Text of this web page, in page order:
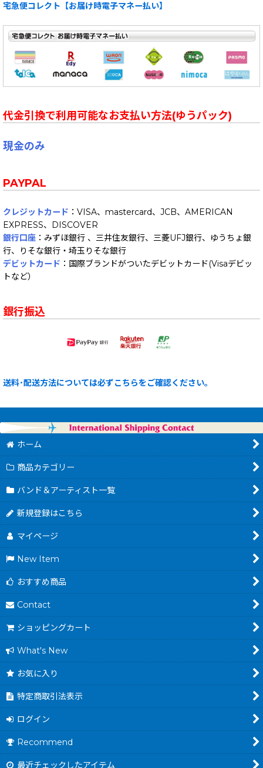
宅急便コレクト【お届け時電子マネー払い】
代金引換で利用可能なお支払い方法(ゆうパック)
現金のみ
PAYPAL
クレジットカード ：VISA、mastercard、JCB、AMERICAN
EXPRESS、DISCOVER
銀行口座 ：みずほ銀行 、三井住友銀行、三菱UFJ銀行、ゆうちょ銀
行、りそな銀行・埼玉りそな銀行
デビットカード ：国際ブランドがついたデビットカード(Visaデビッ
トなど）
銀行振込
送料･配送方法については必ずこちらをご確認ください。
ホーム
商品カテゴリー
バンド＆アーティスト一覧
新規登録はこちら
マイページ
New Item
おすすめ商品
Contact
ショッピングカート
What's New
お気に入り
特定商取引法表示
ログイン
Recommend
最近チェックしたアイテム